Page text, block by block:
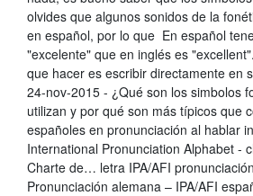
olvides que algunos sonidos de la
en español, por lo que En español
"excelente" que en inglés es
que hacer es escribir directamente en
24-nov-2015 - ¿Qué son los simbolos
utilizan y por qué son más típicos que
españoles en pronunciación al hablar
International Pronunciation Alphabet -
Charte de… letra IPA/AFI
Pronunciación alemana – IPA/AFI